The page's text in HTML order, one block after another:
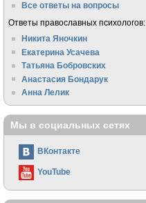
Все ответы на вопросы
Ответы православных психологов:
Никита Яночкин
Екатерина Усачева
Татьяна Бобровских
Анастасия Бондарук
Анна Лелик
Мы в социальных сетях
ВКонтакте
YouTube